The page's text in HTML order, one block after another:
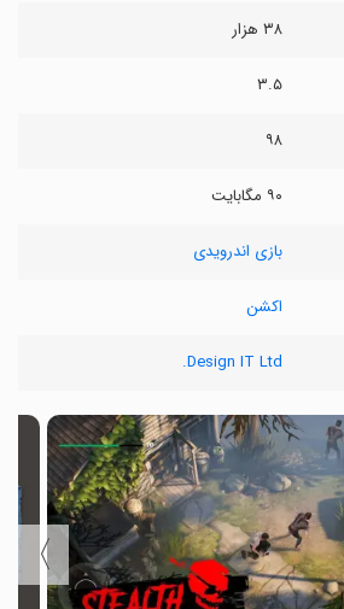
۳۸ هزار
۳.۵
۹۸
۹۰ مگابایت
بازی اندرویدی
اکشن
Design IT Ltd.
〉